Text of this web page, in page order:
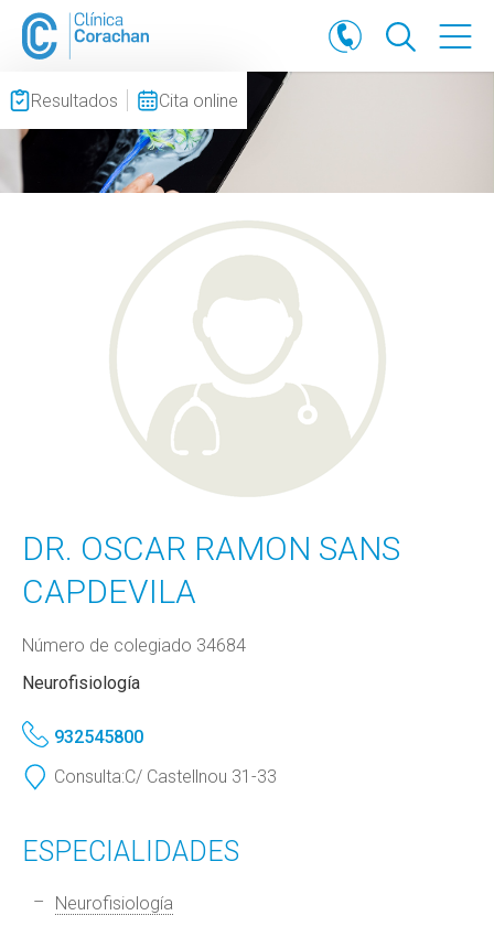
Resultados Cita online
DR. OSCAR RAMON SANS
CAPDEVILA
Número de colegiado 34684
Neurofisiología
932545800
Consulta:C/ Castellnou 31-33
ESPECIALIDADES
Neurofisiología